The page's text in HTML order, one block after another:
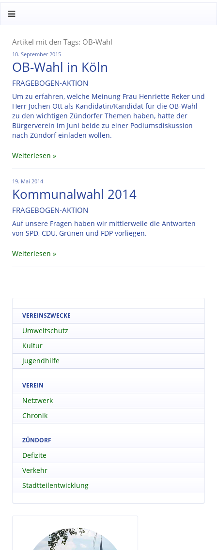
Artikel mit den Tags: OB-Wahl
10. September 2015
OB-Wahl in Köln
FRAGEBOGEN-AKTION
Um zu erfahren, welche Meinung Frau Henriette Reker und
Herr Jochen Ott als Kandidatin/Kandidat für die OB-Wahl
zu den wichtigen Zündorfer Themen haben, hatte der
Bürgerverein im Juni beide zu einer Podiumsdiskussion
nach Zündorf einladen wollen.
Weiterlesen
19. Mai 2014
Kommunalwahl 2014
FRAGEBOGEN-AKTION
Auf unsere Fragen haben wir mittlerweile die Antworten
von SPD, CDU, Grünen und FDP vorliegen.
Weiterlesen
VEREINSZWECKE
Umweltschutz
Kultur
Jugendhilfe
VEREIN
Netzwerk
Chronik
ZÜNDORF
Defizite
Verkehr
Stadtteilentwicklung